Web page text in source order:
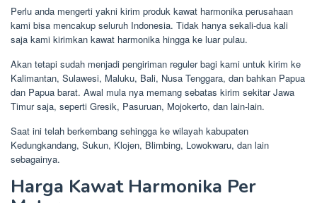
Perlu anda mengerti yakni kirim produk kawat harmonika perusahaan
kami bisa mencakup seluruh Indonesia. Tidak hanya sekali-dua kali
saja kami kirimkan kawat harmonika hingga ke luar pulau.
Akan tetapi sudah menjadi pengiriman reguler bagi kami untuk kirim ke
Kalimantan, Sulawesi, Maluku, Bali, Nusa Tenggara, dan bahkan Papua
dan Papua barat. Awal mula nya memang sebatas kirim sekitar Jawa
Timur saja, seperti Gresik, Pasuruan, Mojokerto, dan lain-lain.
Saat ini telah berkembang sehingga ke wilayah kabupaten
Kedungkandang, Sukun, Klojen, Blimbing, Lowokwaru, dan lain
sebagainya.
Harga Kawat Harmonika Per